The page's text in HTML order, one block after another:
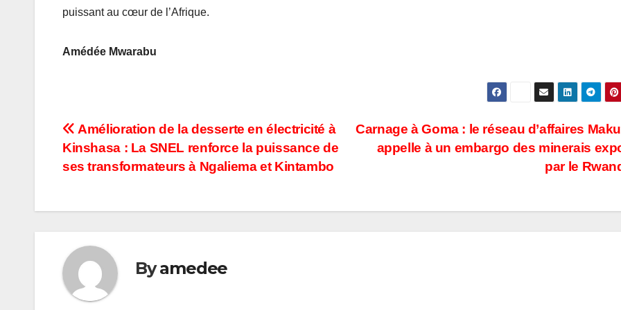
puissant au cœur de l’Afrique.
Amédée Mwarabu
Navigation
de
Carnage à Goma : le réseau d’affaires
appelle à un embargo des minerais
par le
Amélioration de la desserte en électricité à
Kinshasa : La SNEL renforce la puissance de
ses transformateurs à Ngaliema et Kintambo
Byamedee